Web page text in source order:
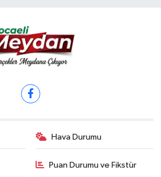
Hava Durumu
Puan Durumu ve Fikstür